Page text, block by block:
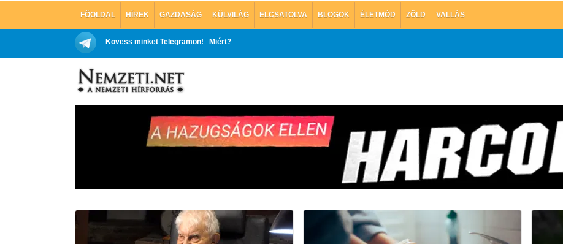
FŐOLDAL HÍREK GAZDASÁG KÜLVILÁG ELCSATOLVA BLOGOK ÉLETMÓD ZÖLD VALLÁS
Kövess minket Telegramon! Miért?